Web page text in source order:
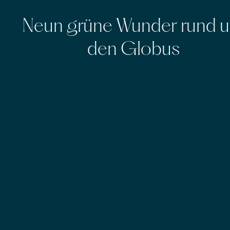
Neun grüne Wunder rund
den Globus